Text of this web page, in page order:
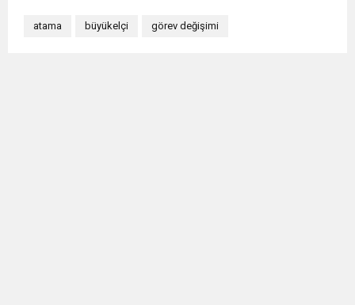
atama büyükelçi görev değişimi